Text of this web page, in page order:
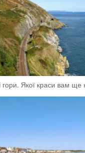
гори. Якої краси вам ще